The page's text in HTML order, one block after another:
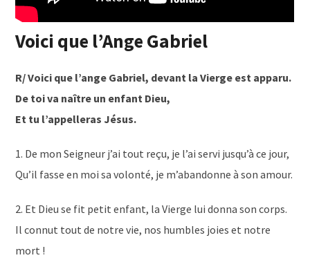
Voici que l’Ange Gabriel
R/ Voici que l’ange Gabriel, devant la Vierge est apparu.
De toi va naître un enfant Dieu,
Et tu l’appelleras Jésus.
1. De mon Seigneur j’ai tout reçu, je l’ai servi jusqu’à ce jour,
Qu’il fasse en moi sa volonté, je m’abandonne à son amour.
2. Et Dieu se fit petit enfant, la Vierge lui donna son corps.
Il connut tout de notre vie, nos humbles joies et notre
mort !